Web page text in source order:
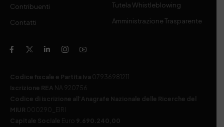
Contribuenti
Contatti
Tutela Whistleblowing
Amministrazione Trasparente
Codice fiscale e Partita Iva 07936981211
Iscrizione REA NA 920756
Codice di iscrizione all’Anagrafe Nazionale delle Ricerche del
MIUR 000290_EIRI
Capitale Sociale Euro 9.690.240,00